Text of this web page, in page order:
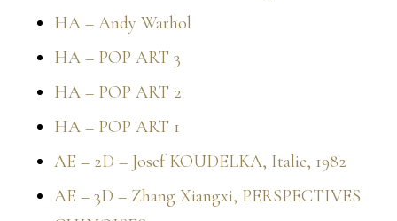
HA – Andy Warhol
HA – POP ART 3
HA – POP ART 2
HA – POP ART 1
AE – 2D – Josef KOUDELKA, Italie, 1982
AE – 3D – Zhang Xiangxi, PERSPECTIVES